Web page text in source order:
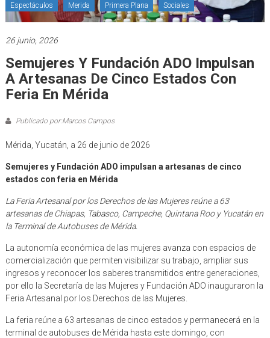
Espectáculos Merida Primera Plana Sociales
26 junio, 2026
Semujeres Y Fundación ADO Impulsan
A Artesanas De Cinco Estados Con
Feria En Mérida
Publicado por:Marcos Campos
Mérida, Yucatán, a 26 de junio de 2026
Semujeres y Fundación ADO impulsan a artesanas de cinco
estados con feria en Mérida
La Feria Artesanal por los Derechos de las Mujeres reúne a 63
artesanas de Chiapas, Tabasco, Campeche, Quintana Roo y Yucatán en
la Terminal de Autobuses de Mérida.
La autonomía económica de las mujeres avanza con espacios de
comercialización que permiten visibilizar su trabajo, ampliar sus
ingresos y reconocer los saberes transmitidos entre generaciones,
por ello la Secretaría de las Mujeres y Fundación ADO inauguraron la
Feria Artesanal por los Derechos de las Mujeres.
La feria reúne a 63 artesanas de cinco estados y permanecerá en la
terminal de autobuses de Mérida hasta este domingo, con